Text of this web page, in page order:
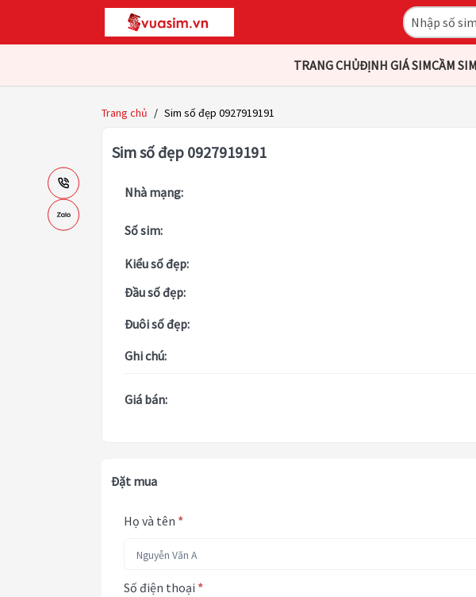
TRANG CHỦĐỊNH GIÁ SIMCẦM
Trang chủ / Sim số đẹp 0927919191
Sim số đẹp 0927919191
Nhà mạng:
Số sim:
Kiểu số đẹp:
Đầu số đẹp:
Đuôi số đẹp:
Ghi chú:
Giá bán:
Đặt mua
Họ và tên *
Số điện thoại *